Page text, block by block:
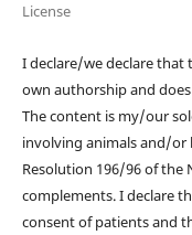
License
I declare/we declare
own authorship and
The content is my/our
involving animals and/or
Resolution 196/96 of the
complements. I declare
consent of patients and